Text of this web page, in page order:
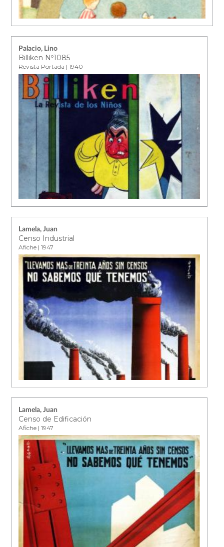
Palacio, Lino
Billiken Nº1085
Revista Portada | 1940
Lamela, Juan
Censo Industrial
Afiche | 1947
Lamela, Juan
Censo de Edificación
Afiche | 1947